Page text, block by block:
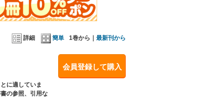
詳細 簡単 1巻から｜ 最新刊から
会員登録して購入
に適していま
の参照、引用な